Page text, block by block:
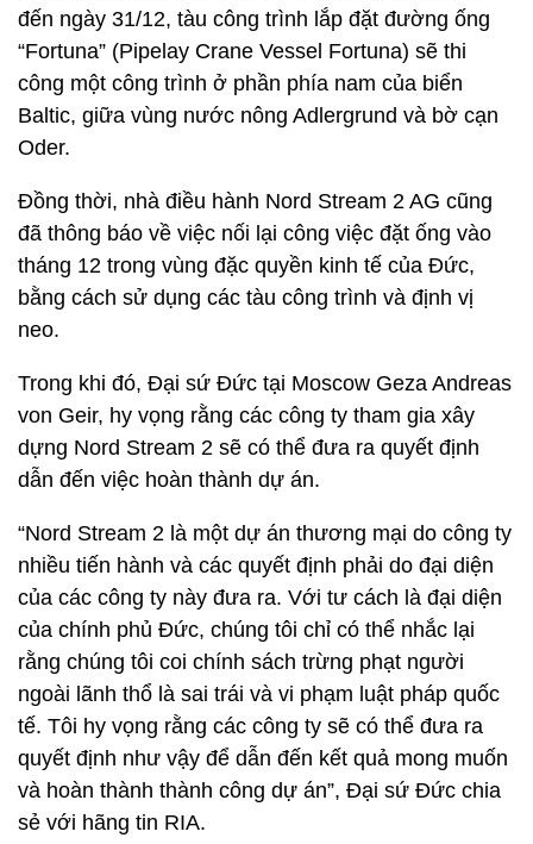
đến ngày 31/12, tàu công trình lắp đặt đường ống
“Fortuna” (Pipelay Crane Vessel Fortuna) sẽ thi
công một công trình ở phần phía nam của biển
Baltic, giữa vùng nước nông Adlergrund và bờ cạn
Oder.
Đồng thời, nhà điều hành Nord Stream 2 AG cũng
đã thông báo về việc nối lại công việc đặt ống vào
tháng 12 trong vùng đặc quyền kinh tế của Đức,
bằng cách sử dụng các tàu công trình và định vị
neo.
Trong khi đó, Đại sứ Đức tại Moscow Geza Andreas
von Geir, hy vọng rằng các công ty tham gia xây
dựng Nord Stream 2 sẽ có thể đưa ra quyết định
dẫn đến việc hoàn thành dự án.
“Nord Stream 2 là một dự án thương mại do công ty
nhiều tiến hành và các quyết định phải do đại diện
của các công ty này đưa ra. Với tư cách là đại diện
của chính phủ Đức, chúng tôi chỉ có thể nhắc lại
rằng chúng tôi coi chính sách trừng phạt người
ngoài lãnh thổ là sai trái và vi phạm luật pháp quốc
tế. Tôi hy vọng rằng các công ty sẽ có thể đưa ra
quyết định như vậy để dẫn đến kết quả mong muốn
và hoàn thành thành công dự án”, Đại sứ Đức chia
sẻ với hãng tin RIA.